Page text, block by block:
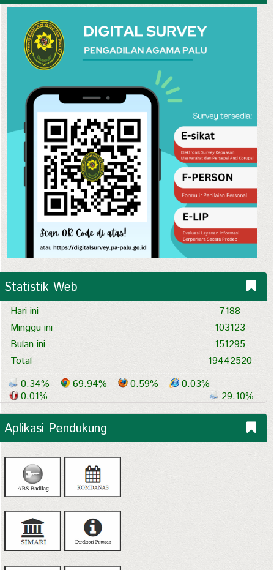
Statistik Web
Hari ini
Minggu ini
Bulan ini
Total
7188
103123
151295
19442520
0.34%
69.94% 0.59%
0.03%
0.01%
29.10%
Aplikasi Pendukung